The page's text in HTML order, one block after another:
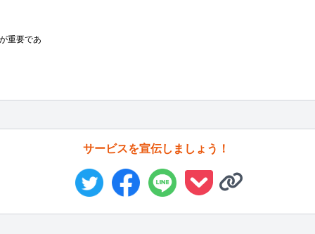
重要であ
サービスを宣伝しましょう！